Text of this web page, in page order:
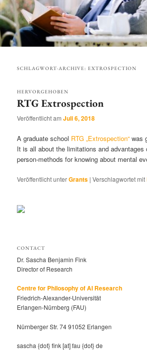
SCHLAGWORT-ARCHIVE:EXTROSPECTION
RTG Extrospection
HERVORGEHOBEN
Veröffentlicht amJuli 6, 2018
A graduate school RTG „Extrospection“ was
It is all about the limitations and advantages
person-methods for knowing about mental
Veröffentlicht unterGrants |Verschlagwortet mit
CONTACT
Dr. Sascha Benjamin Fink
Director of Research
Centre for Philosophy of AI Research
Friedrich-Alexander-Universität
Erlangen-Nürnberg (FAU)
Nürnberger Str. 74 91052 Erlangen
sascha {dot} fink [at] fau {dot} de